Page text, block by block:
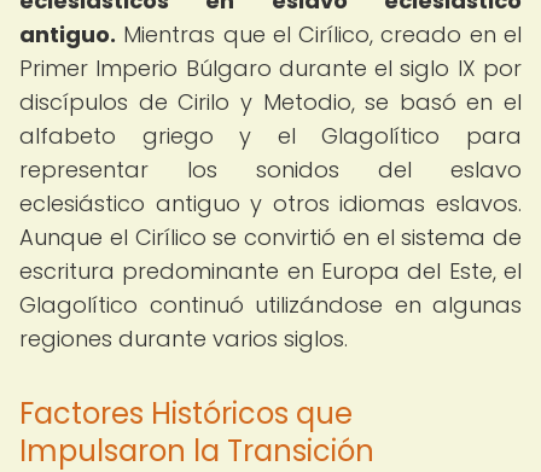
antiguo. Mientras que el Cirílico, creado en el
Primer Imperio Búlgaro durante el siglo IX por
discípulos de Cirilo y Metodio, se basó en el
alfabeto griego y el Glagolítico para
representar los sonidos del eslavo
eclesiástico antiguo y otros idiomas eslavos.
Aunque el Cirílico se convirtió en el sistema de
escritura predominante en Europa del Este, el
Glagolítico continuó utilizándose en algunas
regiones durante varios siglos.
Factores Históricos que
Impulsaron la Transición